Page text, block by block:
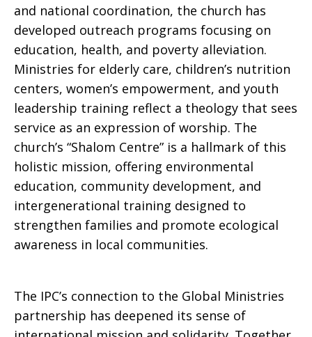
and national coordination, the church has
developed outreach programs focusing on
education, health, and poverty alleviation.
Ministries for elderly care, children’s nutrition
centers, women’s empowerment, and youth
leadership training reflect a theology that sees
service as an expression of worship. The
church’s “Shalom Centre” is a hallmark of this
holistic mission, offering environmental
education, community development, and
intergenerational training designed to
strengthen families and promote ecological
awareness in local communities.
The IPC’s connection to the Global Ministries
partnership has deepened its sense of